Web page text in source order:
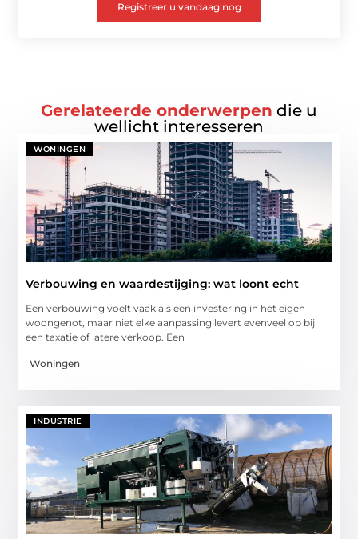
Registreer u vandaag nog
Gerelateerde onderwerpen die u
wellicht interesseren
WONINGEN
Verbouwing en waardestijging: wat loont echt
Een verbouwing voelt vaak als een investering in het eigen
woongenot, maar niet elke aanpassing levert evenveel op bij
een taxatie of latere verkoop. Een
Woningen
INDUSTRIE